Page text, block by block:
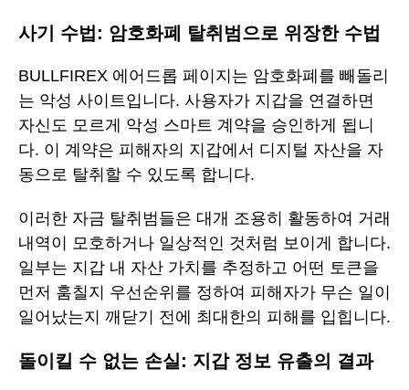
사기 수법: 암호화폐 탈취범으로 위장한 수법
BULLFIREX 에어드롭 페이지는 암호화폐를 빼돌리
는 악성 사이트입니다. 사용자가 지갑을 연결하면
자신도 모르게 악성 스마트 계약을 승인하게 됩니
다. 이 계약은 피해자의 지갑에서 디지털 자산을 자
동으로 탈취할 수 있도록 합니다.
이러한 자금 탈취범들은 대개 조용히 활동하여 거래
내역이 모호하거나 일상적인 것처럼 보이게 합니다.
일부는 지갑 내 자산 가치를 추정하고 어떤 토큰을
먼저 훔칠지 우선순위를 정하여 피해자가 무슨 일이
일어났는지 깨닫기 전에 최대한의 피해를 입힙니다.
돌이킬 수 없는 손실: 지갑 정보 유출의 결과